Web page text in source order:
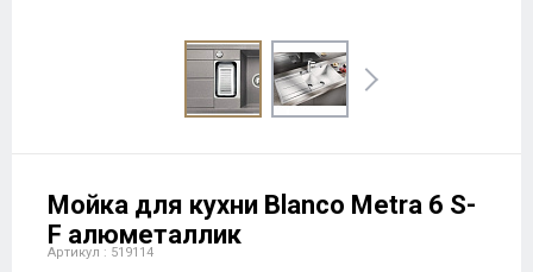
Мойка для кухни Blanco Metra 6 S-
F алюметаллик
Артикул : 519114